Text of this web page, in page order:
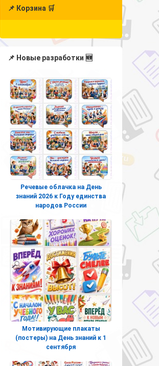
школа!" в виде колокольчика
📌 Корзина 🛒
📌 Новые разработки 🆕
Речевые облачка на День
знаний 2026 к Году единства
народов России
Мотивирующие плакаты
(постеры) на День знаний к 1
сентября